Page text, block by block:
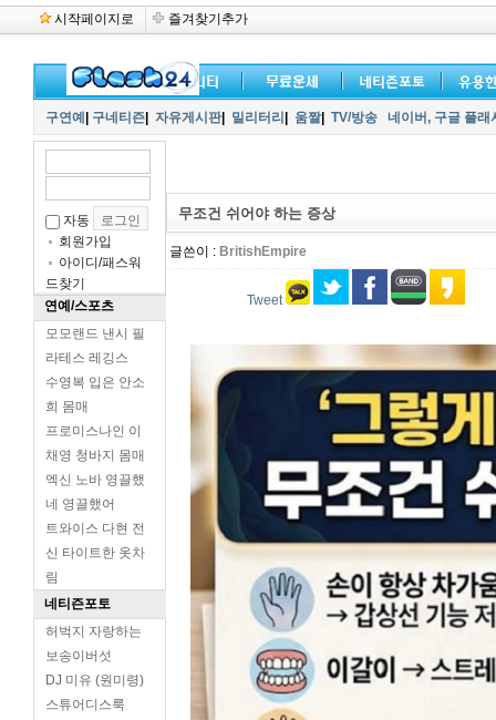
시작페이지로 즐겨찾기추가
구연예 구네티즌 자유게시판| 밀리터리 움짤| TV/방송 네이버, 구글 플
자동
회원가입
아이디/패스워
드찾기
연예/스포츠
모모랜드 낸시 필
라테스 레깅스
수영복 입은 안소
희 몸매
프로미스나인 이
채영 청바지 몸매
엑신 노바 영끌했
네 영끌했어
트와이스 다현 전
신 타이트한 옷차
림
네티즌포토
허벅지 자랑하는
보송이버섯
DJ 미유 (원미령)
스튜어디스룩
무조건 쉬어야 하는 증상
글쓴이 : BritishEmpire
Tweet